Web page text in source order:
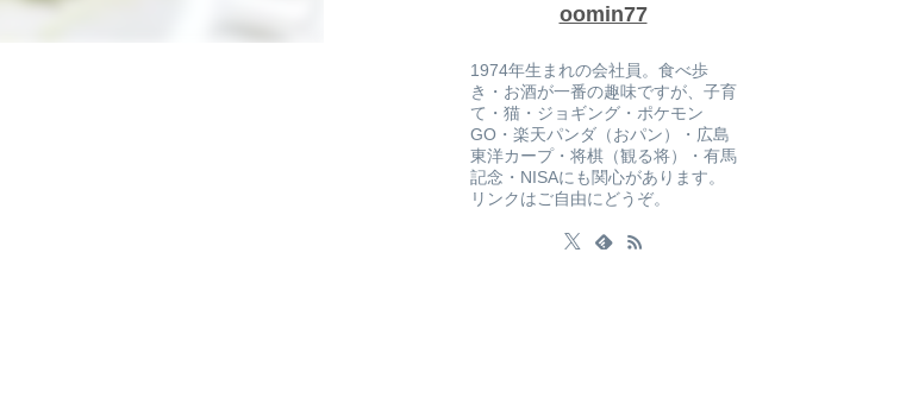
oomin77
1974年生まれの会社員。食べ歩
き・お酒が一番の趣味ですが、子育
て・猫・ジョギング・ポケモン
GO・楽天パンダ（おパン）・広島
東洋カープ・将棋（観る将）・有馬
記念・NISAにも関心があります。
リンクはご自由にどうぞ。